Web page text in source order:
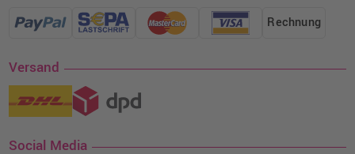
Rechnung
Versand
Social Media